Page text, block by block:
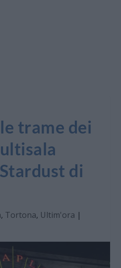
trame dei
di
, Tortona, Ultim'ora |